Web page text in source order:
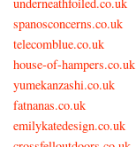
spanosconcerns.co.uk
telecomblue.co.uk
house-of-hampers.co.uk
yumekanzashi.co.uk
fatnanas.co.uk
emilykatedesign.co.uk